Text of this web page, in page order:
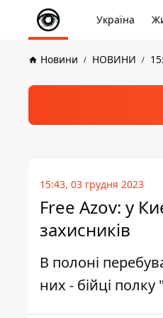
Україна
Новини НОВИНИ
15:43, 03 грудня 2023
Free Azov: у
захисників
В полоні
них - бійці полку